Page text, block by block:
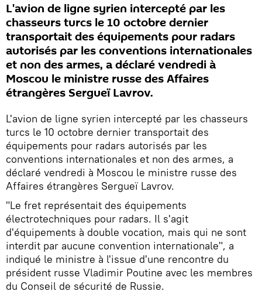
L'avion de ligne syrien intercepté par les
chasseurs turcs le 10 octobre dernier
transportait des équipements pour radars
autorisés par les conventions internationales
et non des armes, a déclaré vendredi à
Moscou le ministre russe des Affaires
étrangères Sergueï Lavrov.
L'avion de ligne syrien intercepté par les chasseurs
turcs le 10 octobre dernier transportait des
équipements pour radars autorisés par les
conventions internationales et non des armes, a
déclaré vendredi à Moscou le ministre russe des
Affaires étrangères Sergueï Lavrov.
"Le fret représentait des équipements
électrotechniques pour radars. Il s'agit
d'équipements à double vocation, mais qui ne sont
interdit par aucune convention internationale", a
indiqué le ministre à l'issue d'une rencontre du
président russe Vladimir Poutine avec les membres
du Conseil de sécurité de Russie.